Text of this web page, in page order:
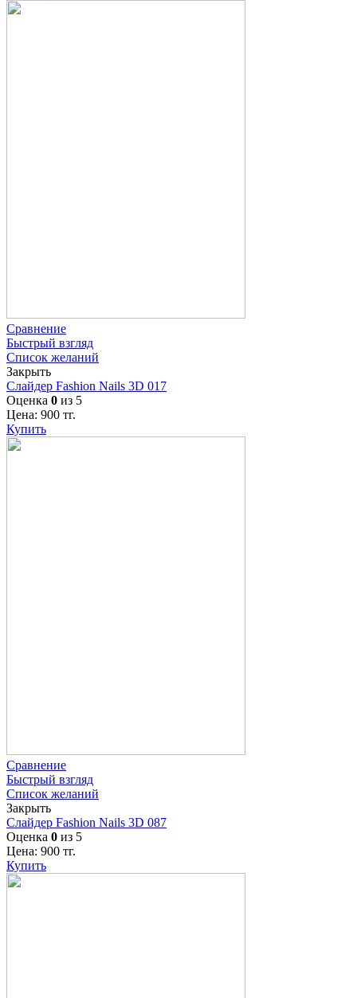
Сравнение
Быстрый взгляд
Список желаний
Закрыть
Слайдер Fashion Nails 3D 017
Оценка 0 из 5
Цена: 900 тг.
Купить
Сравнение
Быстрый взгляд
Список желаний
Закрыть
Слайдер Fashion Nails 3D 087
Оценка 0 из 5
Цена: 900 тг.
Купить